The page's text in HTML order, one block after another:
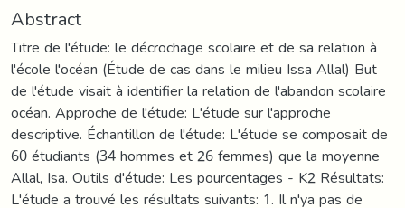
Abstract
Titre de l'étude: le décrochage scolaire et de sa relation à
l'école l'océan (Étude de cas dans le milieu Issa Allal) But
de l'étude visait à identifier la relation de l'abandon scolaire
océan. Approche de l'étude: L'étude sur l'approche
descriptive. Échantillon de l'étude: L'étude se composait de
60 étudiants (34 hommes et 26 femmes) que la moyenne
Allal, Isa. Outils d'étude: Les pourcentages - K2 Résultats:
L'étude a trouvé les résultats suivants: 1. Il n'ya pas de